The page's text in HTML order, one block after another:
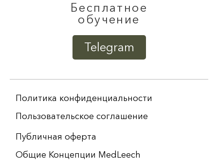
Бесплатное
обучение
Telegram
Политика конфиденциальности
Пользовательское соглашение
Публичная оферта
Общие Концепции MedLeech